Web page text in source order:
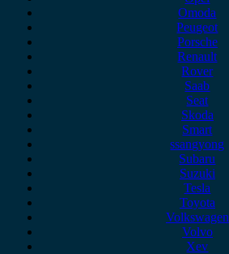
Omoda
Peugeot
Porsche
Renault
Rover
Saab
Seat
Skoda
Smart
ssangyong
Subaru
Suzuki
Tesla
Toyota
Volkswagen
Volvo
Xev